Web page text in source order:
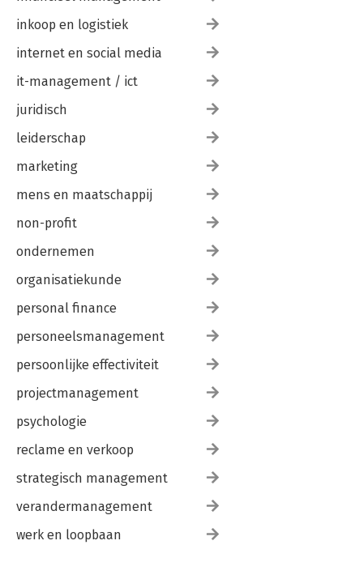
16.1 Prototype
Je prototype als held?
16.2 Presentatiesoftware
Dankwoord
Over de auteur
inkoop en logistiek
internet en social media
it-management / ict
juridisch
leiderschap
marketing
mens en maatschappij
non-profit
ondernemen
organisatiekunde
personal finance
personeelsmanagement
persoonlijke effectiviteit
projectmanagement
psychologie
reclame en verkoop
strategisch management
verandermanagement
werk en loopbaan